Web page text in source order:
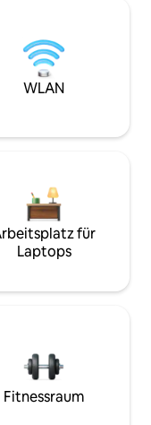
WLAN
für
Laptops
Fitnessraum